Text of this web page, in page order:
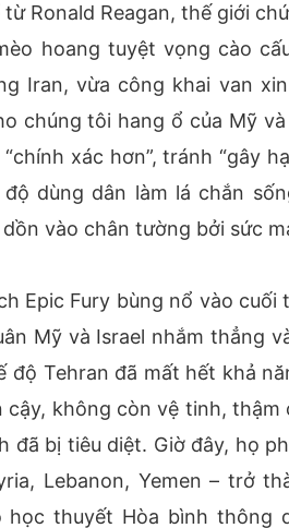
Ronald Reagan, thế giới
hoang tuyệt vọng cào
Iran, vừa công khai van
chúng tôi hang ổ của Mỹ
xác hơn”, tránh “gây
dùng dân làm lá chắn
vào chân tường bởi sức
Epic Fury bùng nổ vào
Mỹ và Israel nhắm thẳng
độ Tehran đã mất hết khả
không còn vệ tinh,
bị tiêu diệt. Giờ đây, họ
Lebanon, Yemen – trở
thuyết Hòa bình thông